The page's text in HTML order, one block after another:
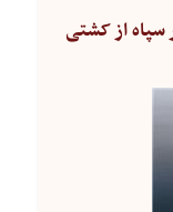
سپاه از کشتی